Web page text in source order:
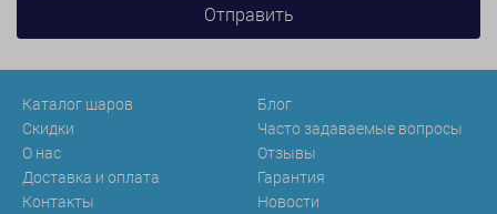
Каталог шаров
Скидки
О нас
Доставка и оплата
Контакты
Блог
Часто задаваемые вопросы
Отзывы
Гарантия
Новости